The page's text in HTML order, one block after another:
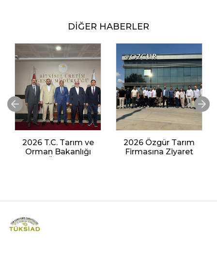
DİĞER HABERLER
2026 T.C. Tarım ve
Orman Bakanlığı
2026 Özgür Tarım
Firmasına Ziyaret